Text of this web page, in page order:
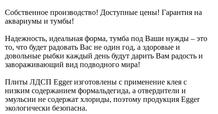
Собственное производство! Доступные цены! Гарантия на
аквариумы и тумбы!
Надежность, идеальная форма, тумба под Ваши нужды – это
то, что будет радовать Вас не один год, а здоровые и
довольные рыбки каждый день будут дарить Вам радость и
завораживающий вид подводного мира!
Плиты ЛДСП Egger изготовлены с применение клея с
низким содержанием формальдегида, а отвердители и
эмульсии не содержат хлориды, поэтому продукция Egger
экологически безопасна.